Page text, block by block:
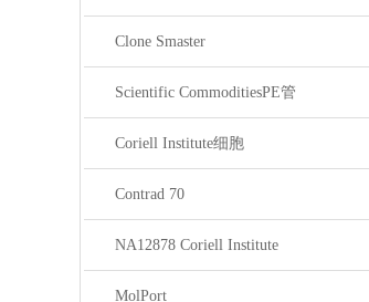
Clone Smaster
Scientific CommoditiesPE管
Coriell Institute细胞
Contrad 70
NA12878 Coriell Institute
MolPort